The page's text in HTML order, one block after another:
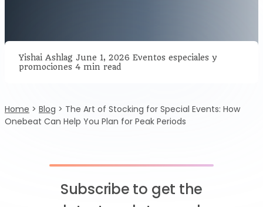
Yishai Ashlag June 1, 2026 Eventos especiales y
promociones 4 min read
Home > Blog > The Art of Stocking for Special Events: How
Onebeat Can Help You Plan for Peak Periods
Subscribe to get the